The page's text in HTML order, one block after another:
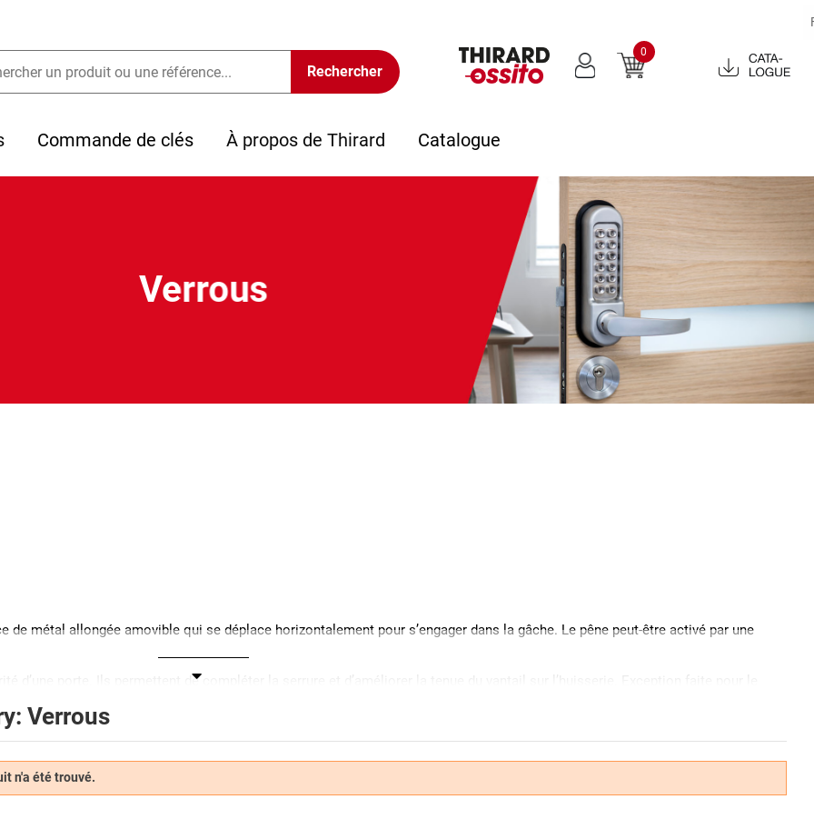
0
Catalogue
2022
Commande de clés À propos de Thirard Catalogue
Verrous
de métal allongée amovible qui se déplace horizontalement pour s’engager dans la gâche. Le pêne peut-être activé par une
d’une porte. Ils permettent de compléter la serrure et d’améliorer la tenue du vantail sur l’huisserie. Exception faite pour le
posé à droite comme à gauche de la porte. L’épaisseur de la porte détermine la longueur du cylindre et donc le choix du
type de verrous de porte. Parmi les plus courants, on peut retrouver :
Verrous
n'a été trouvé.